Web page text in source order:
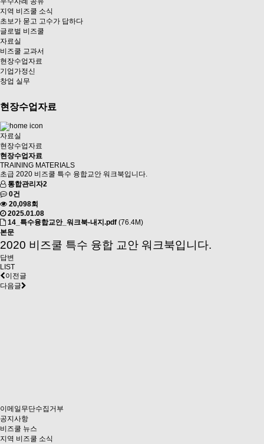
지역 비즈쿨 소식
초보가 묻고 고수가 답하다
글로벌 비즈쿨
자료실
비즈쿨 교과서
현장수업자료
기업가정신
창업 실무
현장수업자료
자료실
현장수업자료
현장수업자료
TRAINING MATERIALS
초급 2020 비즈쿨 특수 융합교안 워크북입니다.
통합관리자2
0건
20,098회
2025.01.08
14_특수융합교안_워크북-내지.pdf (76.4M)
본문
2020 비즈쿨 특수 융합 교안 워크북입니다.
답변
LIST
이전글
다음글
이메일무단수집거부
공지사항
비즈쿨 뉴스
지역 비즈쿨 소식